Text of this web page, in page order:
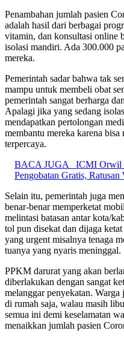
Penambahan jumlah pasien
adalah hasil dari berbagai
vitamin, dan konsultasi online
isolasi mandiri. Ada 300.000
mereka.
Pemerintah sadar bahwa tak
mampu untuk membeli obat
pemerintah sangat berharga
Apalagi jika yang sedang
mendapatkan pertolongan
membantu mereka karena
terpercaya.
BACA JUGA
ICMI Orwil
Pengobatan Gratis,
Selain itu, pemerintah juga
benar-benar memperketat
melintasi batasan antar kota/
tol pun disekat dan dijaga
yang urgent misalnya tenaga
tuanya yang nyaris meninggal.
PPKM darurat yang akan
diberlakukan dengan sangat
melanggar penyekatan.
di rumah saja, walau masih
semua ini demi keselamatan
menaikkan jumlah pasien